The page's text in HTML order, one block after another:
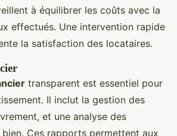
à équilibrer les coûts avec la
effectués. Une intervention rapide
la satisfaction des locataires.
transparent est essentiel pour
Il inclut la gestion des
et une analyse des
Ces rapports permettent aux